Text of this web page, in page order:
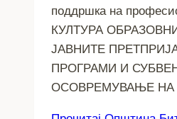
поддршка на
КУЛТУРА
ЈАВНИТЕ
ПРОГРАМИ И
ОСОВРЕМУВАЊЕ НА